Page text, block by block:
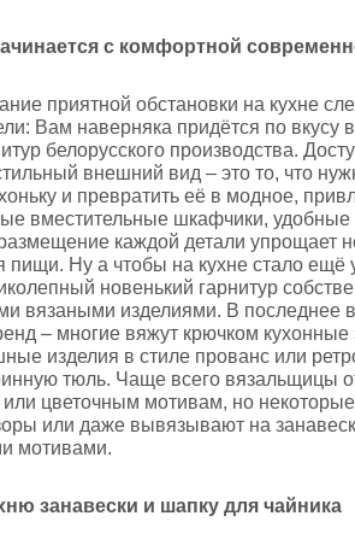
с комфортной
приятной обстановки на кухне
Вам наверняка придётся по вкусу
белорусского производства.
внешний вид – это то, что
и превратить её в модное,
вместительные шкафчики, удобные
каждой детали упрощает
пищи. Ну а чтобы на кухне стало ещё
новенький гарнитур
вязаными изделиями. В последнее
– многие вяжут крючком
изделия в стиле прованс или
тюль. Чаще всего вязальщицы
цветочным мотивам, но
или даже вывязывают на
мотивами.
занавески и шапку для чайника